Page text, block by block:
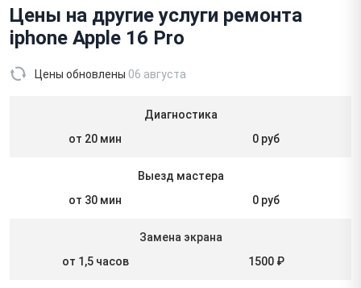
Цены на другие услуги ремонта
iphone Apple 16 Pro
Цены обновлены 06 августа
Диагностика
от 20 мин
0 руб
Выезд мастера
от 30 мин
0 руб
Замена экрана
от 1,5 часов
1500 ₽